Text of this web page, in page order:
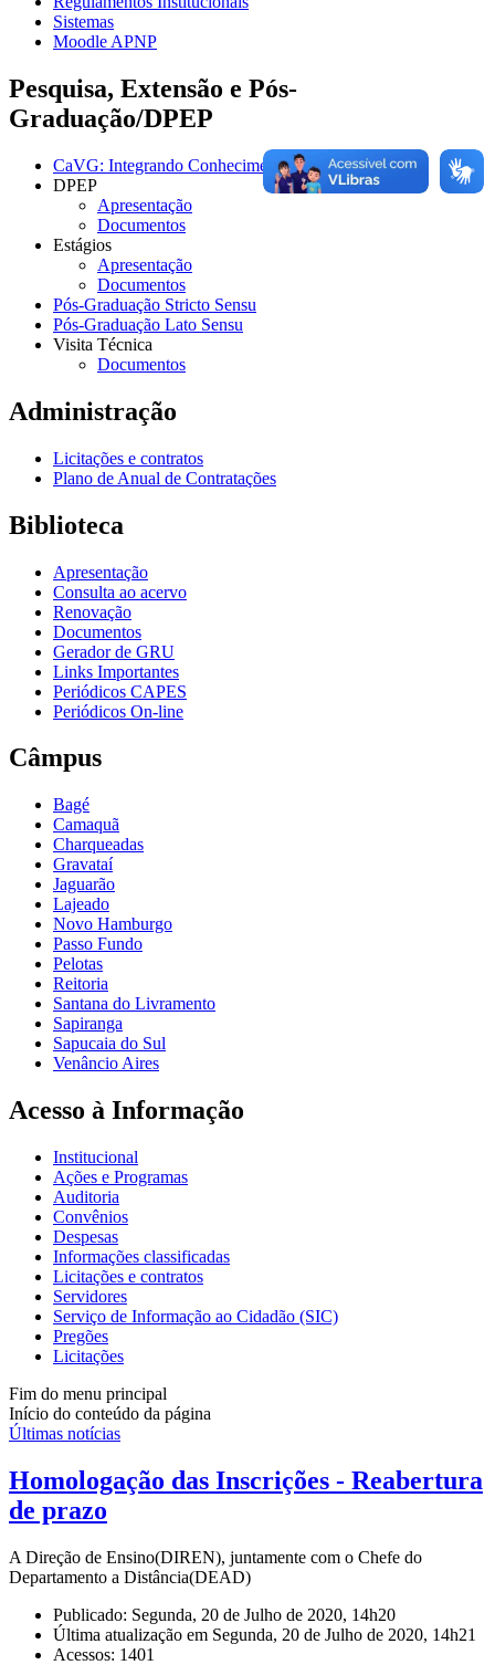
Sistemas
Moodle APNP
Pesquisa, Extensão e Pós-
Graduação/DPEP
CaVG: Integrando Conhecimentos
DPEP
Apresentação
Documentos
Estágios
Apresentação
Documentos
Pós-Graduação Stricto Sensu
Pós-Graduação Lato Sensu
Visita Técnica
Documentos
Administração
Licitações e contratos
Plano de Anual de Contratações
Biblioteca
Apresentação
Consulta ao acervo
Renovação
Documentos
Gerador de GRU
Links Importantes
Periódicos CAPES
Periódicos On-line
Câmpus
Bagé
Camaquã
Charqueadas
Gravataí
Jaguarão
Lajeado
Novo Hamburgo
Passo Fundo
Pelotas
Reitoria
Santana do Livramento
Sapiranga
Sapucaia do Sul
Venâncio Aires
Acesso à Informação
Institucional
Ações e Programas
Auditoria
Convênios
Despesas
Informações classificadas
Licitações e contratos
Servidores
Serviço de Informação ao Cidadão (SIC)
Pregões
Licitações
Fim do menu principal
Início do conteúdo da página
Últimas notícias
Homologação das Inscrições - Reabertura
de prazo
A Direção de Ensino(DIREN), juntamente com o Chefe do
Departamento a Distância(DEAD)
Publicado: Segunda, 20 de Julho de 2020, 14h20
Última atualização em Segunda, 20 de Julho de 2020, 14h21
Acessos: 1401